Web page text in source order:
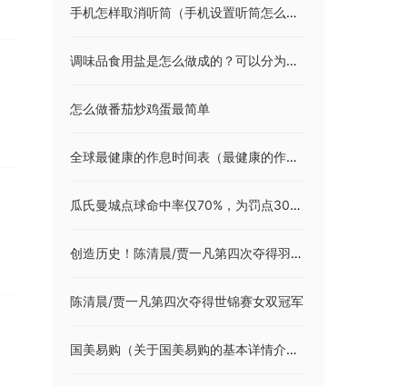
手机怎样取消听筒（手机设置听筒怎么取消）
调味品食用盐是怎么做成的？可以分为多少种？有必要抢购吗？
怎么做番茄炒鸡蛋最简单
全球最健康的作息时间表（最健康的作息时间表）
瓜氏曼城点球命中率仅70%，为罚点30次以上英超球队中最低
创造历史！陈清晨/贾一凡第四次夺得羽毛球世锦赛女双冠军
陈清晨/贾一凡第四次夺得世锦赛女双冠军
国美易购（关于国美易购的基本详情介绍）